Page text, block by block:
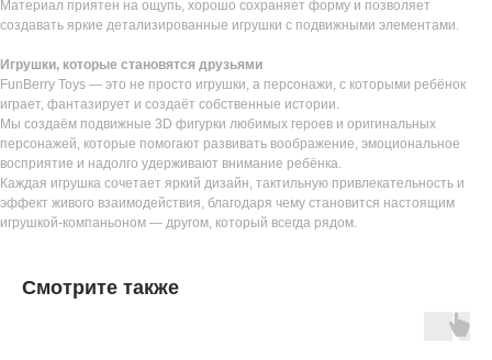
Материал приятен на ощупь, хорошо сохраняет форму и позволяет
создавать яркие детализированные игрушки с подвижными элементами.
Игрушки, которые становятся друзьями
FunBerry Toys — это не просто игрушки, а персонажи, с которыми ребёнок
играет, фантазирует и создаёт собственные истории.
Мы создаём подвижные 3D фигурки любимых героев и оригинальных
персонажей, которые помогают развивать воображение, эмоциональное
восприятие и надолго удерживают внимание ребёнка.
Каждая игрушка сочетает яркий дизайн, тактильную привлекательность и
эффект живого взаимодействия, благодаря чему становится настоящим
игрушкой-компаньоном — другом, который всегда рядом.
Смотрите также